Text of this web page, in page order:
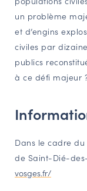
Service
Amateurs
Étudiants &
un problème
et d’engins
civiles par
publics
à ce défi majeur
Dans le cadre
de Saint-Dié-
vosges.fr/